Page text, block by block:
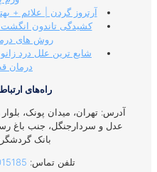
آرتروز گردن | علائم +
کشیدگی تاندون
روش های
شایع ترین علل درد
درمان
راه‌های
آدرس: تهران، میدان پونک، بلوار
عدل و سردارجنگل، جنب باغ
بانک
تلفن تماس: